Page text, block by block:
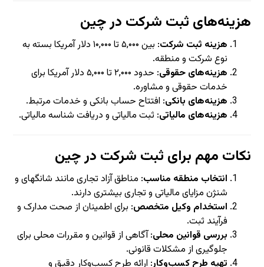
هزینه‌های ثبت شرکت در چین
هزینه ثبت شرکت
: بین ۵,۰۰۰ تا ۱۰,۰۰۰ دلار آمریکا بسته به
نوع شرکت و منطقه.
هزینه‌های حقوقی
: حدود ۲,۰۰۰ تا ۵,۰۰۰ دلار آمریکا برای
خدمات حقوقی و مشاوره.
هزینه‌های بانکی: افتتاح حساب بانکی و خدمات مرتبط.
هزینه‌های مالیاتی: ثبت مالیاتی و دریافت شناسه مالیاتی.
نکات مهم برای ثبت شرکت در چین
انتخاب منطقه مناسب: مناطق آزاد تجاری مانند شانگهای و
شنژن مزایای مالیاتی و تجاری بیشتری دارند.
استخدام وکیل متخصص: برای اطمینان از صحت مدارک و
فرآیند ثبت.
بررسی قوانین محلی: آگاهی از قوانین و مقررات محلی برای
جلوگیری از مشکلات قانونی.
تهیه طرح کسب‌وکار: ارائه طرح کسب‌وکار دقیق و